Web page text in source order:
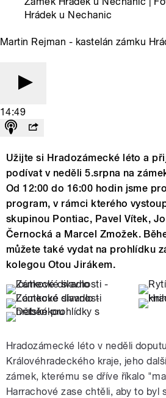
Hrádek u Nechanic
Martin Rejman - kastelán zámku
14:49
Užijte si Hradozámecké léto a
podívat v neděli 5.srpna na
Od 12:00 do 16:00 hodin jsme
program, v rámci kterého
skupinou Pontiac, Pavel Vítek,
Černocká a Marcel Zmožek.
můžete také vydat na prohlídku
kolegou Otou Jirákem.
Hradozámecké léto v neděli
Královéhradeckého kraje, jeho
zámek, kterému se dříve říkalo
Harrachové zase chtěli, aby to byl